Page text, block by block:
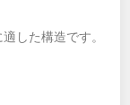
した構造です。